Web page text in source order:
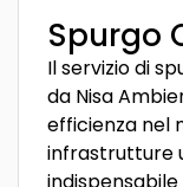
Spurgo
Il servizio di
da Nisa
efficienza nel
infrastrutture